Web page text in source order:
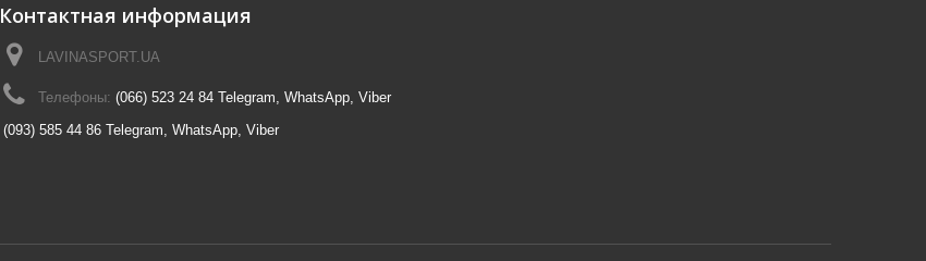
Контактная информация
LAVINASPORT.UA
Телефоны: (066) 523 24 84 Telegram, WhatsApp, Viber
(093) 585 44 86 Telegram, WhatsApp, Viber